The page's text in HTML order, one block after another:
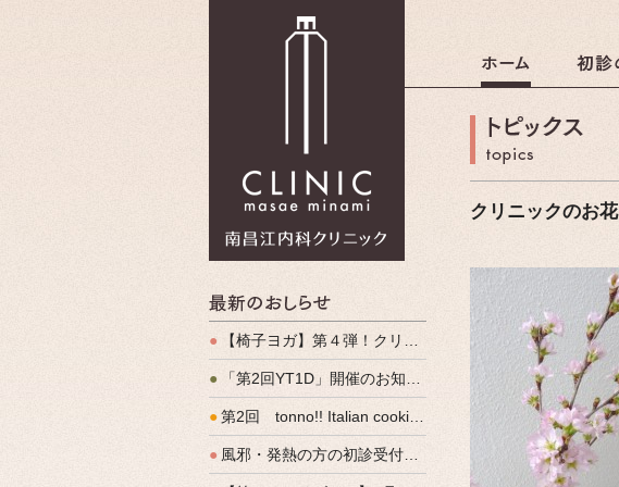
最新のおしらせ
●
【椅子ヨガ】第４弾！クリパルヨガ教室のご案内
● 「第2回YT1D」開催のお知らせ
●第2回 tonno!! Italian cooking 開催しました
● 風邪・発熱の方の初診受付（発熱外来）、始めます
クリニックのお花